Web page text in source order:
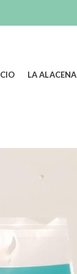
LA ALACENA